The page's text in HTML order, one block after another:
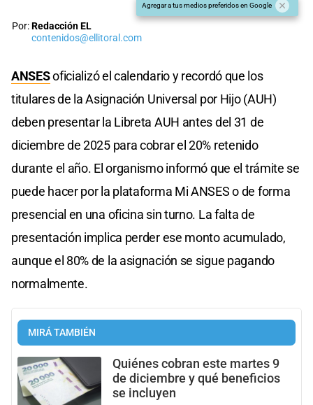
Agregar a tus medios preferidos en Google
Por:Redacción EL
contenidos@ellitoral.com
ANSESoficializó el calendario y recordó que los
titulares de la Asignación Universal por Hijo (AUH)
deben presentar la Libreta AUH antes del 31 de
diciembre de 2025 para cobrar el 20% retenido
durante el año. El organismo informó que el trámite se
puede hacer por la plataforma Mi ANSES o de forma
presencial en una oficina sin turno. La falta de
presentación implica perder ese monto acumulado,
aunque el 80% de la asignación se sigue pagando
normalmente.
MIRÁ TAMBIÉN
Quiénes cobran este martes 9
de diciembre y qué beneficios
se incluyen